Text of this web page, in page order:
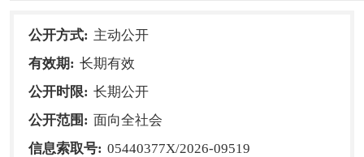
公开方式: 主动公开
有效期: 长期有效
公开时限: 长期公开
公开范围: 面向全社会
信息索取号: 05440377X/2026-09519